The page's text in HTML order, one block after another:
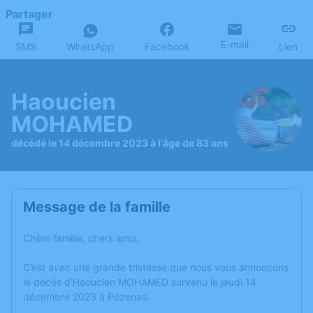
Partager
SMS WhatsApp Facebook E-mail Lien
Haoucien
MOHAMED
décédé le 14 décembre 2023 à l'âge de 83 ans
Message de la famille
Chère famille, chers amis,
C’est avec une grande tristesse que nous vous annonçons
le décès d’Haoucien MOHAMED survenu le jeudi 14
décembre 2023 à Pézenas.